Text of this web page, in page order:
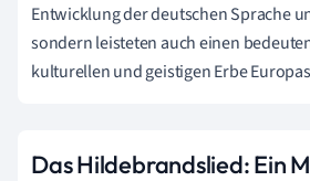
Entwicklung der deutschen Sprache
sondern leisteten auch einen
kulturellen und geistigen Erbe
Das Hildebrandslied: Ein